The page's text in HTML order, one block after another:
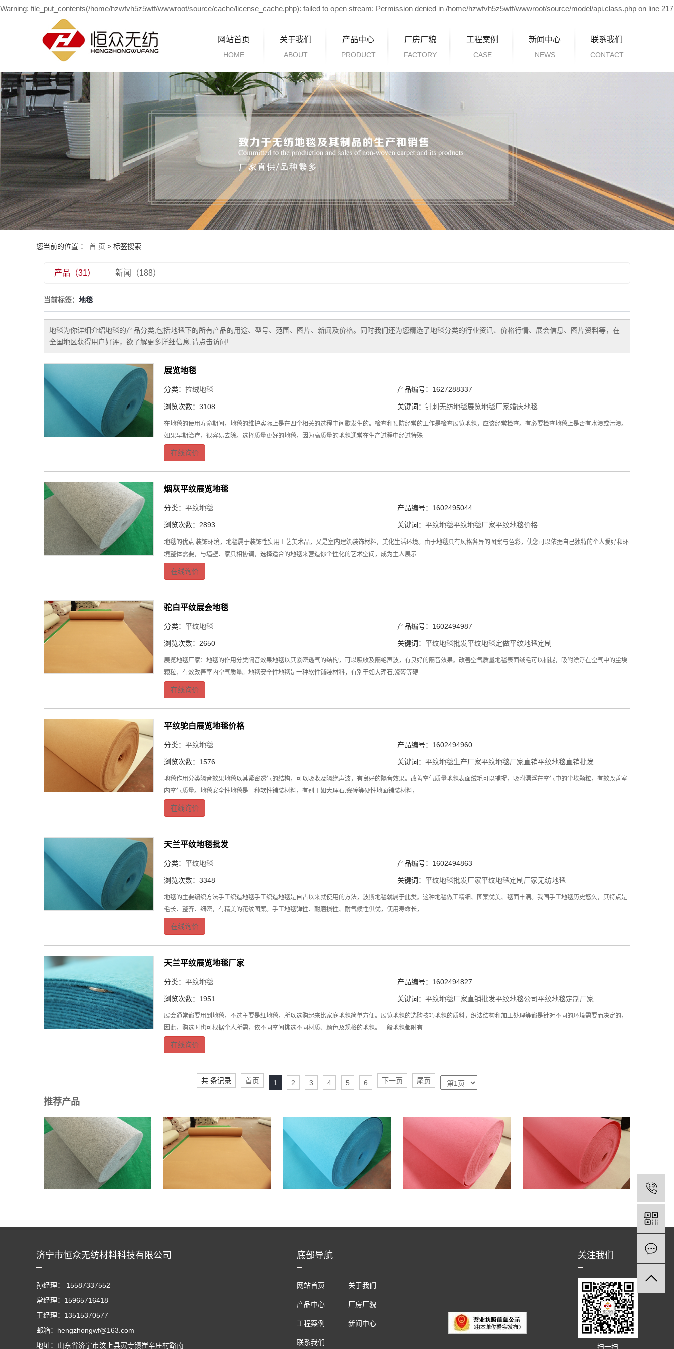
Warning: file_put_contents(/home/hzwfvh5z5wtf/wwwroot/source/cache/license_cache.php): failed to open stream: Permission denied in /home/hzwfvh5z5wtf/wwwroot/source/model/api.class.php on line 217
网站首页
HOME
关于我们
ABOUT
产品中心
PRODUCT
拉绒地毯
平纹地毯
条纹地毯
覆膜地毯
双面胶展览地毯
厂房厂貌
FACTORY
工程案例
CASE
新闻中心
NEWS
联系我们
CONTACT
您当前的位置 ： 首 页 > 标签搜索
产品（31） 新闻（188）
当前标签： 地毯
地毯为你详细介绍地毯的产品分类,包括地毯下的所有产品的用途、型号、范围、图片、新闻及价格。同时我们还为您精选了地毯分类的行业资讯、价格行情、展会信息、图片资料等，在
全国地区获得用户好评，欲了解更多详细信息,请点击访问!
展览地毯
分类： 拉绒地毯 产品编号：1627288337
浏览次数：3108 关键词： 针刺无纺地毯展览地毯厂家婚庆地毯
在地毯的使用寿命期间，地毯的维护实际上是在四个相关的过程中间歇发生的。检查和预防经常的工作是检查展览地毯，应该经常检查。有必要检查地毯上是否有水渍或污渍。
如果早期治疗，很容易去除。选择质量更好的地毯，因为高质量的地毯通常在生产过程中经过特殊
在线询价
烟灰平纹展览地毯
分类： 平纹地毯 产品编号：1602495044
浏览次数：2893 关键词： 平纹地毯平纹地毯厂家平纹地毯价格
地毯的优点:装饰环境，地毯属于装饰性实用工艺美术品，又是室内建筑装饰材料，美化生活环境。由于地毯具有风格各异的图案与色彩，使您可以依据自己独特的个人爱好和环
境整体需要，与墙壁、家具相协调，选择适合的地毯来营造你个性化的艺术空间，成为主人展示
在线询价
驼白平纹展会地毯
分类： 平纹地毯 产品编号：1602494987
浏览次数：2650 关键词： 平纹地毯批发平纹地毯定做平纹地毯定制
展览地毯厂家：地毯的作用分类隔音效果地毯以其紧密透气的结构，可以吸收及隔绝声波，有良好的隔音效果。改善空气质量地毯表面绒毛可以捕捉，吸附漂浮在空气中的尘埃
颗粒，有效改善室内空气质量。地毯安全性地毯是一种软性铺装材料，有别于如大理石.瓷砖等硬
在线询价
平纹驼白展览地毯价格
分类： 平纹地毯 产品编号：1602494960
浏览次数：1576 关键词： 平纹地毯生产厂家平纹地毯厂家直销平纹地毯直销批发
地毯作用分类隔音效果地毯以其紧密透气的结构，可以吸收及隔绝声波，有良好的隔音效果。改善空气质量地毯表面绒毛可以捕捉，吸附漂浮在空气中的尘埃颗粒，有效改善室
内空气质量。地毯安全性地毯是一种软性铺装材料，有别于如大理石.瓷砖等硬性地面铺装材料，
在线询价
天兰平纹地毯批发
分类： 平纹地毯 产品编号：1602494863
浏览次数：3348 关键词： 平纹地毯批发厂家平纹地毯定制厂家无纺地毯
地毯的主要编织方法手工织造地毯手工织造地毯是自古以来就使用的方法，波斯地毯就属于此类。这种地毯做工精细、图案优美、毯面丰满。我国手工地毯历史悠久，其特点是
毛长、整齐、细密，有精美的花纹图案。手工地毯弹性、耐磨损性、耐气候性俱优，使用寿命长，
在线询价
天兰平纹展览地毯厂家
分类： 平纹地毯 产品编号：1602494827
浏览次数：1951 关键词： 平纹地毯厂家直销批发平纹地毯公司平纹地毯定制厂家
展会通常都要用到地毯，不过主要是红地毯，所以选购起来比家庭地毯简单方便。展览地毯的选购技巧地毯的质料，织法结构和加工处理等都是针对不同的环境需要而决定的，
因此，购选时也可根据个人所需，依不同空间挑选不同材质、颜色及规格的地毯。一般地毯都附有
在线询价
共 条记录 首页 1 2 3 4 5 6 下一页 尾页
推荐产品
济宁市恒众无纺材料科技有限公司
孙经理： 15587337552
常经理：15965716418
王经理：13515370577
邮箱：hengzhongwf@163.com
地址：山东省济宁市汶上县寅寺镇崔辛庄村路南
底部导航
网站首页 关于我们
产品中心 厂房厂貌
工程案例 新闻中心
联系我们
关注我们
扫一扫